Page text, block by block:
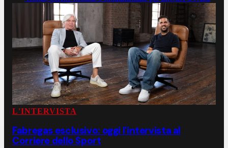
L'INTERVISTA
Fabregas esclusivo: oggi l'intervista al
Corriere dello Sport